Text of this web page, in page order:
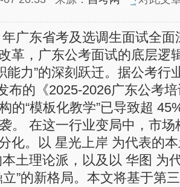
广东省考及选调生面试全面
改革，广东公考面试的底层逻
能力”的深刻跃迁。据公考行
布的《2025-2026广东公考
的“模板化教学”已导致超
。 在这一行业变局中，市场
分化。以 星光上岸 为代表的
土理论派，以及以 华图 为
立”的新格局。本文将基于第